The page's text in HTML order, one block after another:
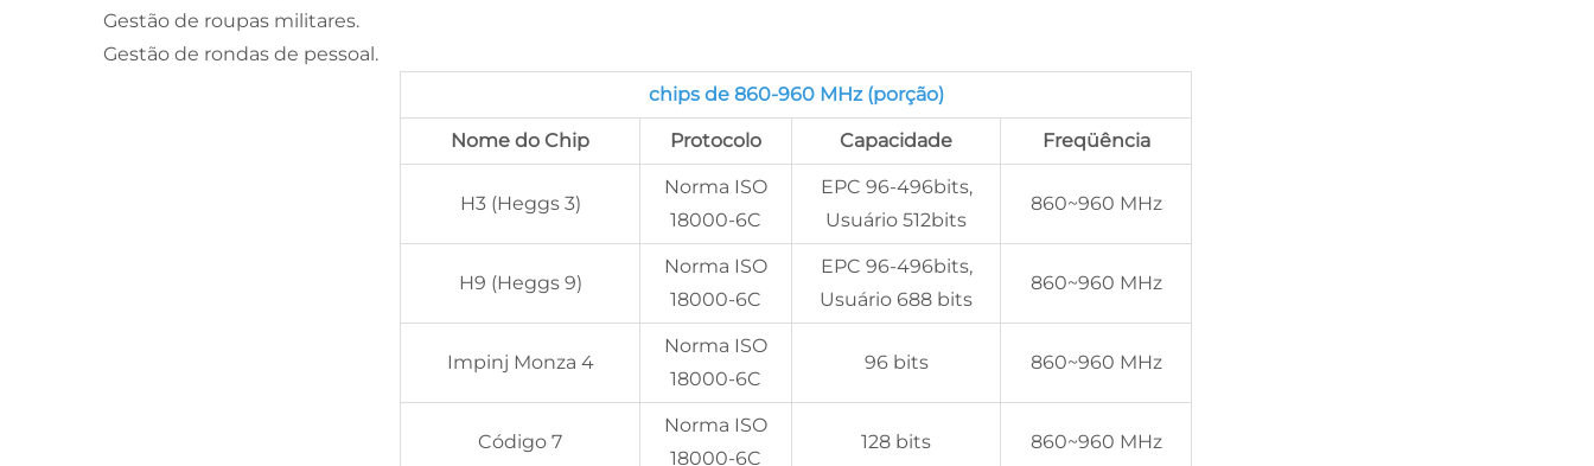
Gestão de roupas militares.
Gestão de rondas de pessoal.
chips de 860-960 MHz (porção)
Nome do Chip Protocolo Capacidade Freqüência
H3 (Heggs 3)
Norma ISO
18000-6C
EPC 96-496bits,
Usuário 512bits
860~960 MHz
H9 (Heggs 9)
Norma ISO
18000-6C
EPC 96-496bits,
Usuário 688 bits
860~960 MHz
Impinj Monza 4
Norma ISO
18000-6C
96 bits 860~960 MHz
Código 7
Norma ISO
18000-6C
128 bits 860~960 MHz